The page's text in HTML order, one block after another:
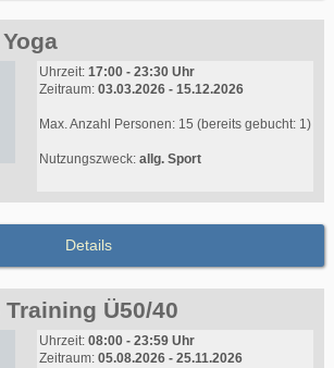
Uhrzeit: 17:00 - 23:30 Uhr
Zeitraum: 03.03.2026 - 15.12.2026
Max. Anzahl Personen: 15 (bereits gebucht: 1)
Nutzungszweck: allg. Sport
Details
Training Ü50/40
Uhrzeit: 08:00 - 23:59 Uhr
Zeitraum: 05.08.2026 - 25.11.2026